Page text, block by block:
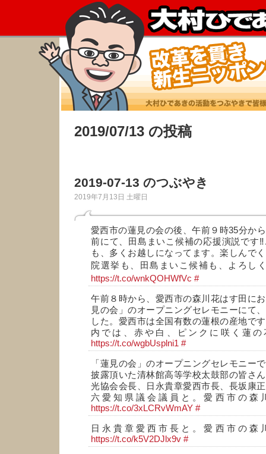
2019/07/13 の投稿
2019-07-13 のつぶやき
2019年7月13日 土曜日
愛西市の蓮見の会の後、午前９時35分か
前にて、田島まいこ候補の応援演説です
も、多くお越しになってます。楽しんで
院選挙も、田島まいこ候補も、よろし
https://t.co/wnkQOHWfVc #
午前８時から、愛西市の森川花はす田に
見の会」のオープニングセレモニーにて
した。愛西市は全国有数の蓮根の産地で
内では、赤や白、ピンクに咲く蓮
https://t.co/wgbUsplni1 #
「蓮見の会」のオープニングセレモニー
披露頂いた清林館高等学校太鼓部の皆さ
光協会会長、日永貴章愛西市長、長坂康
六愛知県議会議員と。愛西市の森
https://t.co/3xLCRvWmAY #
日永貴章愛西市長と。愛西市の森
https://t.co/k5V2DJlx9v #